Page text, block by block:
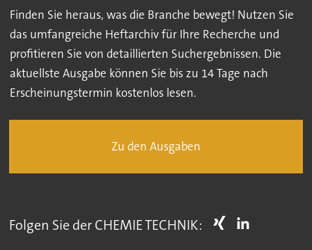
Finden Sie heraus, was die Branche bewegt! Nutzen Sie
das umfangreiche Heftarchiv für Ihre Recherche und
profitieren Sie von detaillierten Suchergebnissen. Die
aktuellste Ausgabe können Sie bis zu 14 Tage nach
Erscheinungstermin kostenlos lesen.
Zu den Ausgaben
Folgen Sie der CHEMIE TECHNIK: